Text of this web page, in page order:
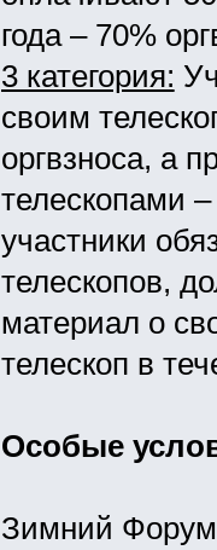
года – 70%
3 категория:
своим
оргвзноса, а
телескопами
участники
телескопов,
материал о
телескоп в
Особые
Зимний